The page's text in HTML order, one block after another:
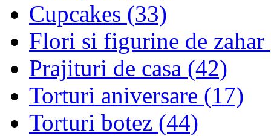
Cupcakes (33)
Flori si figurine de zahar
Prajituri de casa (42)
Torturi aniversare (17)
Torturi botez (44)